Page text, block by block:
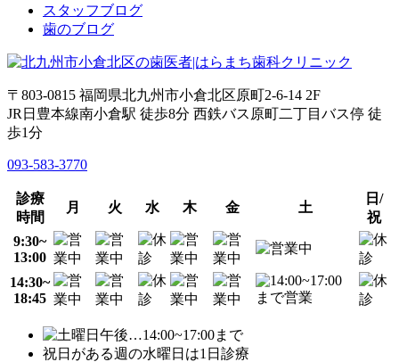
スタッフブログ
歯のブログ
〒803-0815 福岡県北九州市小倉北区原町2-6-14 2F
JR日豊本線南小倉駅 徒歩8分 西鉄バス原町二丁目バス停 徒
歩1分
093-583-3770
診療
時間
月 火 水 木 金 土
日/
祝
9:30~
13:00
14:30~
18:45
…14:00~17:00まで
祝日がある週の水曜日は1日診療